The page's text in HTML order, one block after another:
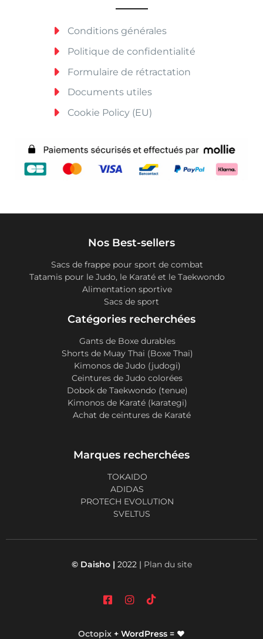
Conditions générales
Politique de confidentialité
Formulaire de rétractation
Documents utiles
Cookie Policy (EU)
Nos Best-sellers
Sacs de frappe pour sport de combat
Tatamis pour le Judo, le Karaté et le Taekwondo
Alimentation sportive
Sacs de sport
Catégories recherchées
Gants de Boxe durables
Shorts de Muay Thai (Boxe Thai)
Kimonos de Judo (judogi)
Ceintures de Judo colorées
Dobok de Taekwondo (tenue)
Kimonos de Karaté (karategi)
Achat de ceintures de Karaté
Marques recherchées
TOKAIDO
ADIDAS
PROTECH EVOLUTION
SVELTUS
© Daisho | 2022 | Plan du site
Octopix + WordPress = ❤